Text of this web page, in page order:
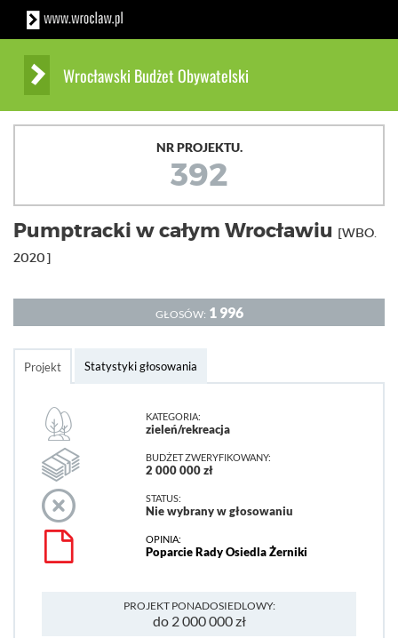
Wrocławski Budżet Obywatelski
NR PROJEKTU.
392
Pumptracki w całym Wrocławiu [WBO.
2020]
GŁOSÓW: 1 996
Projekt Statystyki głosowania
KATEGORIA:
zieleń/rekreacja
BUDŻET ZWERYFIKOWANY:
2 000 000 zł
STATUS:
Nie wybrany w głosowaniu
OPINIA:
Poparcie Rady Osiedla Żerniki
PROJEKT PONADOSIEDLOWY:
do 2 000 000 zł